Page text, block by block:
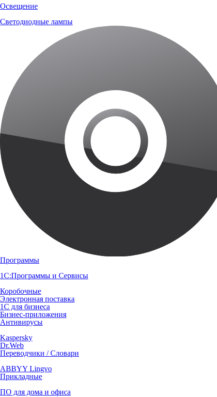
Освещение
Светодиодные лампы
Программы
1С:Программы и Сервисы
Коробочные
Электронная поставка
1С для бизнеса
Бизнес-приложения
Антивирусы
Kaspersky
Dr.Web
Переводчики / Словари
ABBYY Lingvo
Прикладные
ПО для дома и офиса